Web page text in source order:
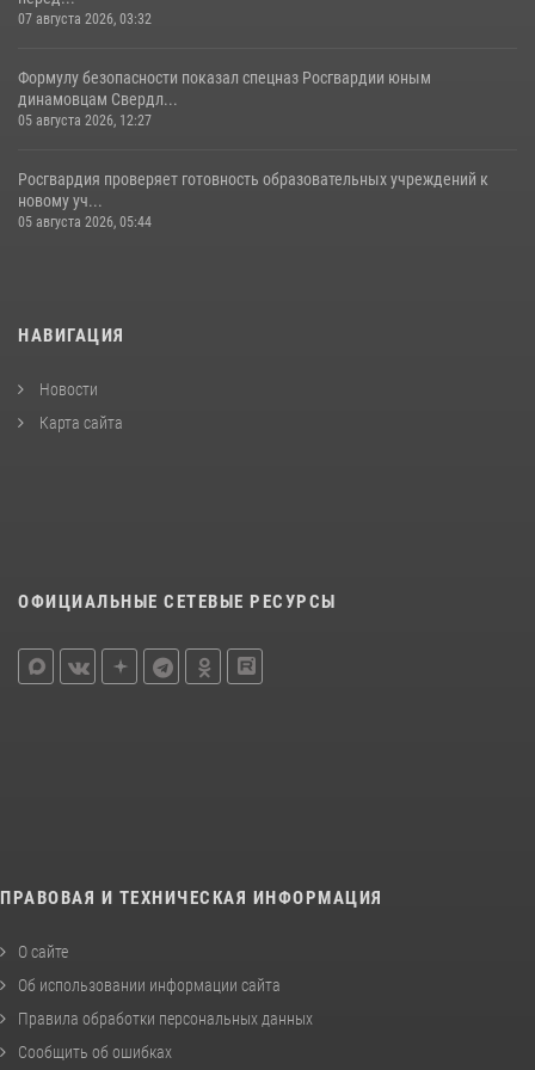
07 августа 2026, 03:32
Формулу безопасности показал спецназ Росгвардии юным
динамовцам Свердл...
05 августа 2026, 12:27
Росгвардия проверяет готовность образовательных учреждений к
новому уч...
05 августа 2026, 05:44
НАВИГАЦИЯ
Новости
Карта сайта
ОФИЦИАЛЬНЫЕ СЕТЕВЫЕ РЕСУРСЫ
ПРАВОВАЯ И ТЕХНИЧЕСКАЯ ИНФОРМАЦИЯ
О сайте
Об использовании информации сайта
Правила обработки персональных данных
Сообщить об ошибках